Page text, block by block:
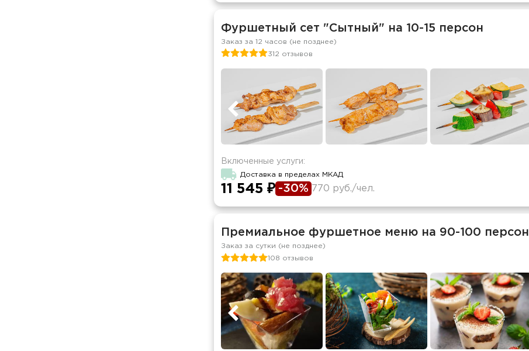
Фуршетный сет "Сытный" на 10-15 персон
Заказ за 12 часов (не позднее)
312 отзывов
Включенные услуги:
Доставка в пределах МКАД
11 545 ₽ -30% 770 руб./чел.
Премиальное фуршетное меню на 90-100 персон
Заказ за сутки (не позднее)
108 отзывов